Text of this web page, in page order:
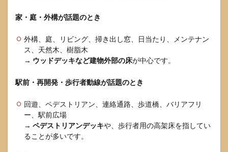
家・庭・外構が話題のとき
外構、庭、リビング、掃き出し窓、日当たり、メンテナン
ス、天然木、樹脂木
→ ウッドデッキなど建物外部の床が中心です。
駅前・再開発・歩行者動線が話題のとき
回遊、ペデストリアン、連絡通路、歩道橋、バリアフリ
ー、駅前広場
→ ペデストリアンデッキや、歩行者用の高架床を指してい
ることが多いです。